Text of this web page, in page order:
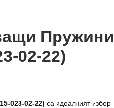
Пружини
02-22)
023-02-22) са идеалният избор